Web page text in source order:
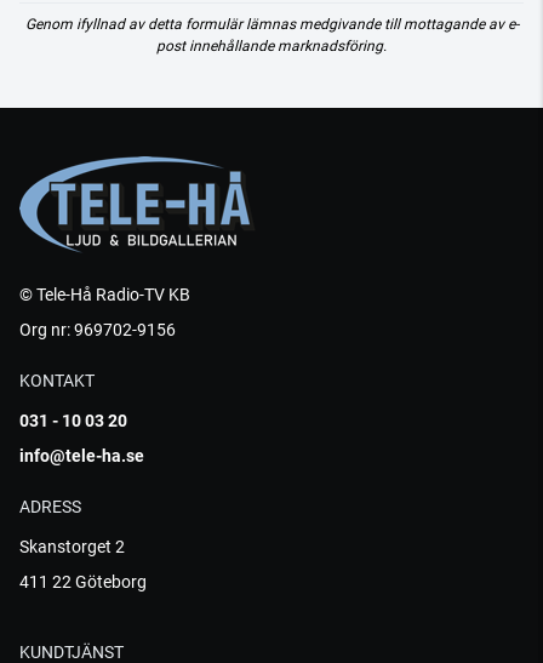
Genom ifyllnad av detta formulär lämnas medgivande till mottagande av e-
post innehållande marknadsföring.
© Tele-Hå Radio-TV KB
Org nr: 969702-9156
KONTAKT
031 - 10 03 20
info@tele-ha.se
ADRESS
Skanstorget 2
411 22 Göteborg
KUNDTJÄNST